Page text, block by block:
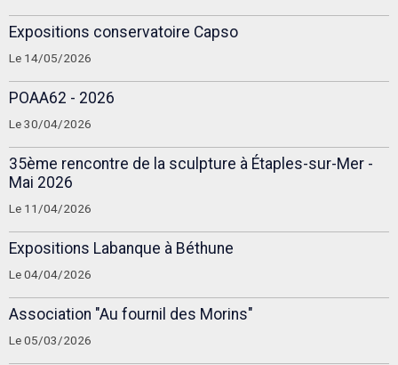
Expositions conservatoire Capso
Le 14/05/2026
POAA62 - 2026
Le 30/04/2026
35ème rencontre de la sculpture à Étaples-sur-Mer -
Mai 2026
Le 11/04/2026
Expositions Labanque à Béthune
Le 04/04/2026
Association "Au fournil des Morins"
Le 05/03/2026